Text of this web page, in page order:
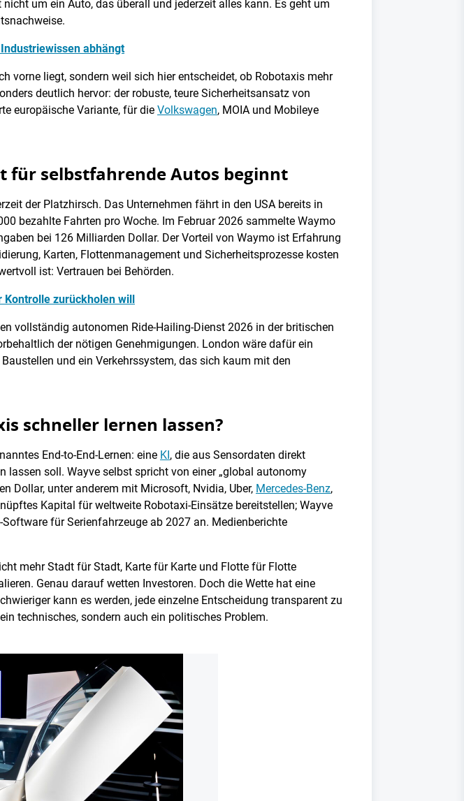
um ein Auto, das überall und jederzeit alles kann. Es geht um
abhängt
vorne liegt, sondern weil sich hier entscheidet, ob Robotaxis mehr
deutlich hervor: der robuste, teure Sicherheitsansatz von
europäische Variante, für die Volkswagen, MOIA und Mobileye
für selbstfahrende Autos beginnt
der Platzhirsch. Das Unternehmen fährt in den USA bereits in
bezahlte Fahrten pro Woche. Im Februar 2026 sammelte Waymo
bei 126 Milliarden Dollar. Der Vorteil von Waymo ist Erfahrung
Karten, Flottenmanagement und Sicherheitsprozesse kosten
ist: Vertrauen bei Behörden.
Kontrolle zurückholen will
vollständig autonomen Ride-Hailing-Dienst 2026 in der britischen
der nötigen Genehmigungen. London wäre dafür ein
und ein Verkehrssystem, das sich kaum mit den
schneller lernen lassen?
End-to-End-Lernen: eine KI, die aus Sensordaten direkt
lassen soll. Wayve selbst spricht von einer „global autonomy
Dollar, unter anderem mit Microsoft, Nvidia, Uber, Mercedes-Benz,
Kapital für weltweite Robotaxi-Einsätze bereitstellen; Wayve
für Serienfahrzeuge ab 2027 an. Medienberichte
mehr Stadt für Stadt, Karte für Karte und Flotte für Flotte
Genau darauf wetten Investoren. Doch die Wette hat eine
kann es werden, jede einzelne Entscheidung transparent zu
technisches, sondern auch ein politisches Problem.